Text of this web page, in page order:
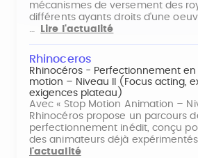
mécanismes de versement des
différents ayants droits d'une
…
Lire l'actualité
Rhinoceros
Rhinocéros - Perfectionnement
motion – Niveau II (Focus acting,
exigences plateau)
Avec « Stop Motion Animation –
Rhinocéros propose un parcours
perfectionnement inédit, conçu
des animateurs déjà
l'actualité